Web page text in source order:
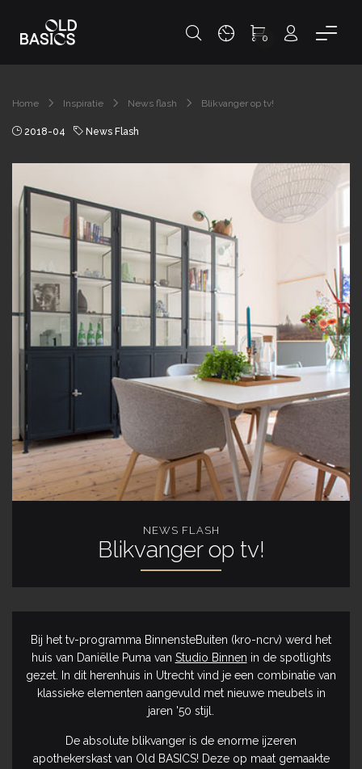
0
Home Inspiratie News flash Blikvanger op tv!
2018-04 News Flash
NEWS FLASH
Blikvanger op tv!
Bij het tv-programma BinnensteBuiten (kro-ncrv) werd het
huis van Daniëlle Puma van Studio Binnen in de spotlights
gezet. In dit herenhuis in Utrecht vind je een combinatie van
klassieke elementen aangevuld met nieuwe meubels in
jaren '50 stijl.
De absolute blikvanger is de enorme ijzeren
apothekerskast van Old BASICS! Deze op maat gemaakte